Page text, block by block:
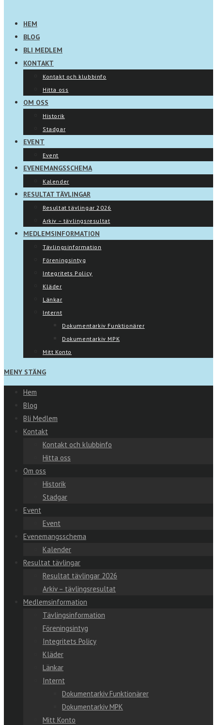
HEM
BLOG
BLI MEDLEM
KONTAKT
Kontakt och klubbinfo
Hitta oss
OM OSS
Historik
Stadgar
EVENT
Event
EVENEMANGSSCHEMA
Kalender
RESULTAT TÄVLINGAR
Resultat tävlingar 2026
Arkiv – tävlingsresultat
MEDLEMSINFORMATION
Tävlingsinformation
Föreningsintyg
Integritets Policy
Kläder
Länkar
Internt
Dokumentarkiv Funktionärer
Dokumentarkiv MPK
Mitt Konto
MENY STÄNG
Hem
Blog
Bli Medlem
Kontakt
Kontakt och klubbinfo
Hitta oss
Om oss
Historik
Stadgar
Event
Event
Evenemangsschema
Kalender
Resultat tävlingar
Resultat tävlingar 2026
Arkiv – tävlingsresultat
Medlemsinformation
Tävlingsinformation
Föreningsintyg
Integritets Policy
Kläder
Länkar
Internt
Dokumentarkiv Funktionärer
Dokumentarkiv MPK
Mitt Konto